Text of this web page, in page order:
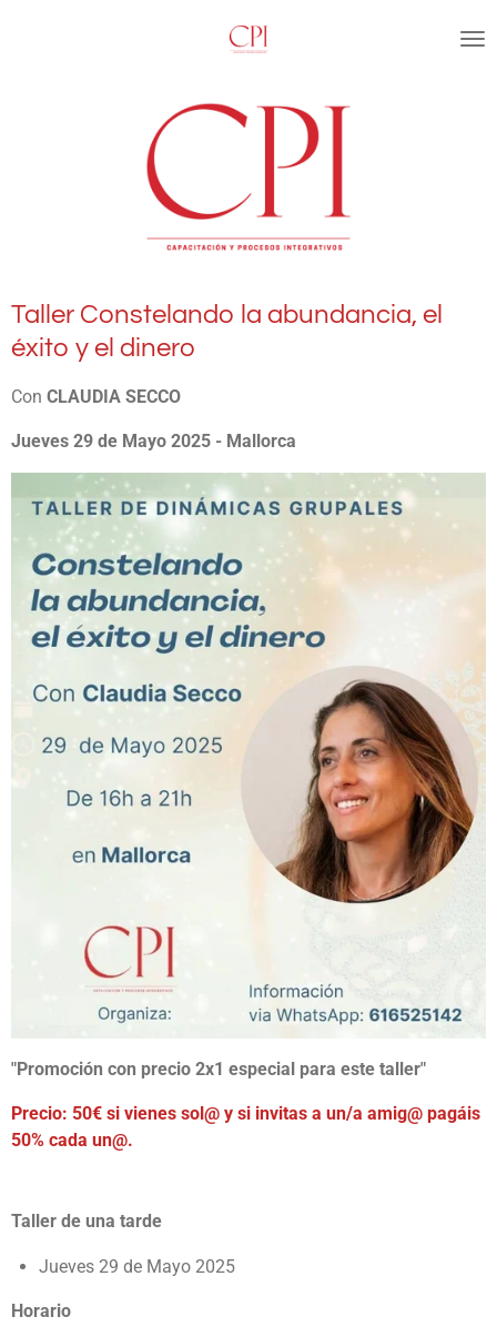
Taller Constelando la abundancia, el
éxito y el dinero
Con CLAUDIA SECCO
Jueves 29 de Mayo 2025 - Mallorca
"Promoción con precio 2x1 especial para este taller"
Precio: 50€ si vienes sol@ y si invitas a un/a amig@ pagáis
50% cada un@.
Taller de una tarde
Jueves 29 de Mayo 2025
Horario